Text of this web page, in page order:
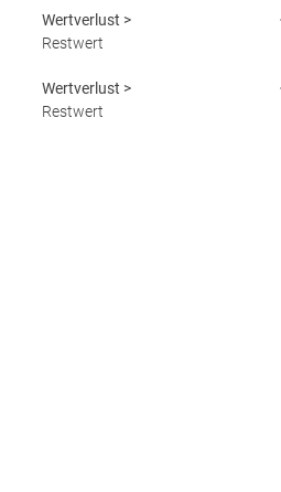
Wertverlust >
Restwert
Wertverlust >
Restwert